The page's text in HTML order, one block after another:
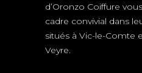
d’Oronzo Coiffure
cadre convivial dans
situés à Vic-le-Comte
Veyre.